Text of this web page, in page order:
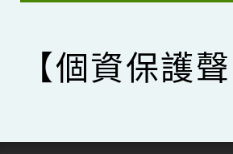
【個資保護聲